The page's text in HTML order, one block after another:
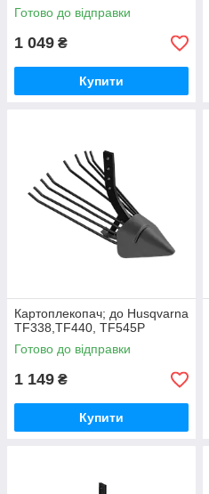
Готово до відправки
1 049 ₴
Купити
Картоплекопач; до Husqvarna
TF338,TF440, TF545P
Готово до відправки
1 149 ₴
Купити